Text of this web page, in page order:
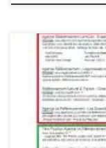
Agence de
Ligne Agence de
Visibilité en Ligne
essentiel pour
en ligne. En tant